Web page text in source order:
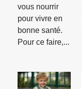
vous nourrir
pour vivre en
bonne santé.
Pour ce faire,...